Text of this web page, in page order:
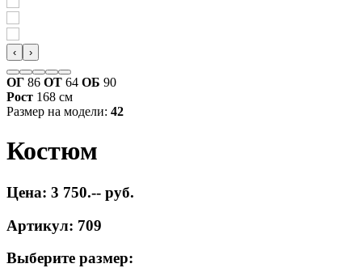
‹ ›
ОГ 86 ОТ 64 ОБ 90
Рост 168 см
Размер на модели: 42
Костюм
Цена: 3 750.-- руб.
Артикул: 709
Выберите размер: